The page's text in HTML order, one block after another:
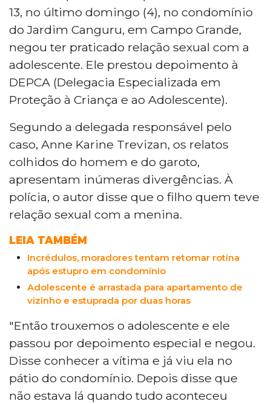
13, no último domingo (4), no condomínio
do Jardim Canguru, em Campo Grande,
negou ter praticado relação sexual com a
adolescente. Ele prestou depoimento à
DEPCA (Delegacia Especializada em
Proteção à Criança e ao Adolescente).
Segundo a delegada responsável pelo
caso, Anne Karine Trevizan, os relatos
colhidos do homem e do garoto,
apresentam inúmeras divergências. À
polícia, o autor disse que o filho quem teve
relação sexual com a menina.
LEIA TAMBÉM
Incrédulos, moradores tentam retomar rotina
após estupro em condomínio
Adolescente é arrastada para apartamento de
vizinho e estuprada por duas horas
"Então trouxemos o adolescente e ele
passou por depoimento especial e negou.
Disse conhecer a vítima e já viu ela no
pátio do condomínio. Depois disse que
não estava lá quando tudo aconteceu